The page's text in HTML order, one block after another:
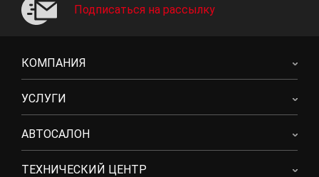
Подписаться на рассылку
КОМПАНИЯ
УСЛУГИ
АВТОСАЛОН
ТЕХНИЧЕСКИЙ ЦЕНТР